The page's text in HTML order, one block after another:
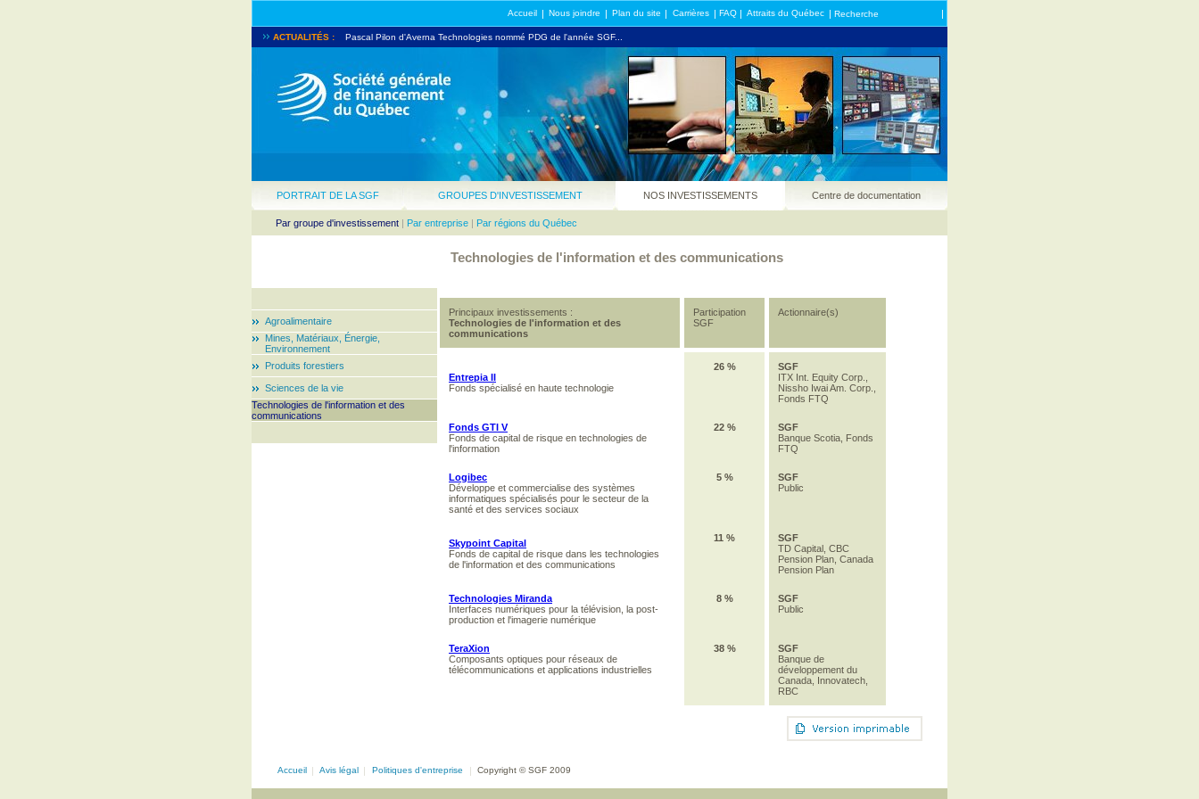
Accueil | Nous joindre | Plan du site | Carrières | FAQ | Attraits du Québec | Recherche |
ACTUALITÉS : Pascal Pilon d'Averna Technologies nommé PDG de l'année SGF...
PORTRAIT DE LA SGF GROUPES D'INVESTISSEMENT NOS INVESTISSEMENTS Centre de documentation
Par groupe d'investissement | Par entreprise | Par régions du Québec
Technologies de l'information et des communications
Agroalimentaire
Mines, Matériaux, Énergie,
Environnement
Produits forestiers
Sciences de la vie
Technologies de l'information et des
communications
Principaux investissements :
Technologies de l'information et des
communications
Participation
SGF
Actionnaire(s)
Entrepia II
Fonds spécialisé en haute technologie
26 %
SGF
ITX Int. Equity Corp.,
Nissho Iwai Am. Corp.,
Fonds FTQ
Fonds GTI V
Fonds de capital de risque en technologies de
l'information
22 %
SGF
Banque Scotia, Fonds
FTQ
Logibec
Développe et commercialise des systèmes
informatiques spécialisés pour le secteur de la
santé et des services sociaux
5 %
SGF
Public
Skypoint Capital
Fonds de capital de risque dans les technologies
de l'information et des communications
11 %
SGF
TD Capital, CBC
Pension Plan, Canada
Pension Plan
Technologies Miranda
Interfaces numériques pour la télévision, la post-
production et l'imagerie numérique
8%
SGF
Public
TeraXion
Composants optiques pour réseaux de
télécommunications et applications industrielles
38 %
SGF
Banque de
développement du
Canada, Innovatech,
RBC
Accueil | Avis légal | Politiques d'entreprise | Copyright © SGF 2009